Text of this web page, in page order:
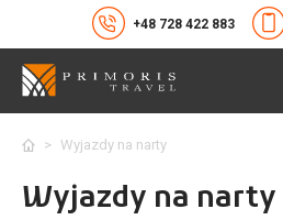
+48 728 422 883
> Wyjazdy na narty
Wyjazdy na